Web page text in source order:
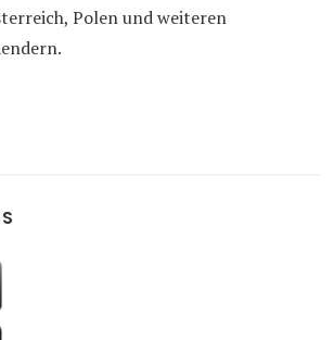
Polen und weiteren